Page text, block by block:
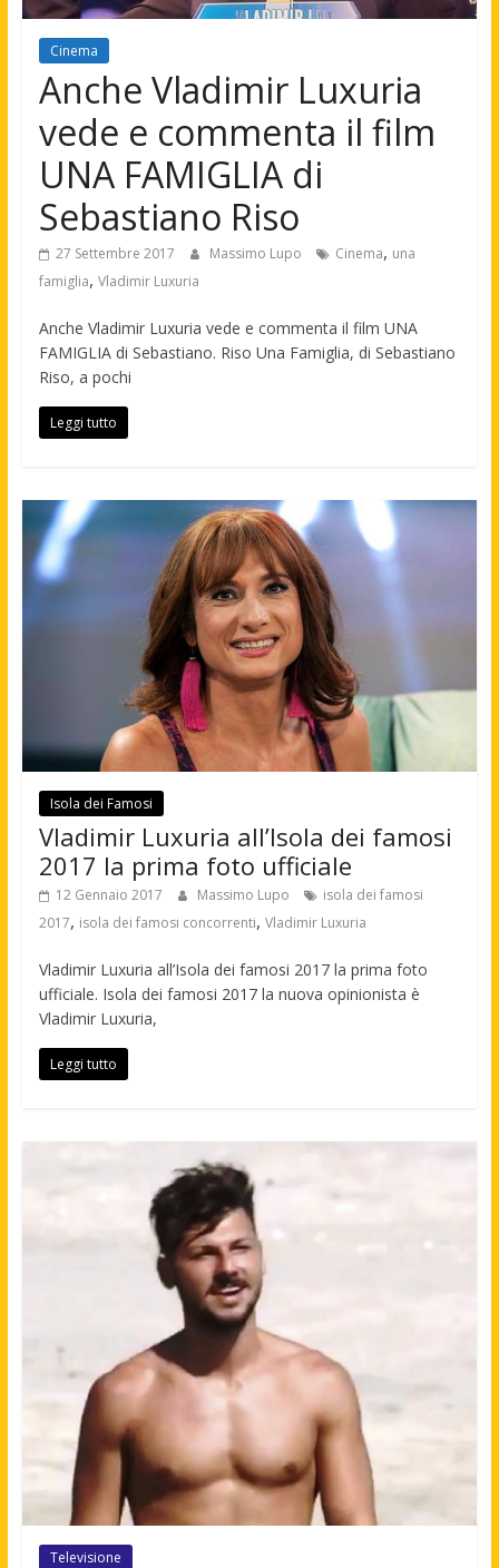
Cinema
Anche Vladimir Luxuria
vede e commenta il film
UNA FAMIGLIA di
Sebastiano Riso
27 Settembre 2017 Massimo Lupo Cinema, una
famiglia, Vladimir Luxuria
Anche Vladimir Luxuria vede e commenta il film UNA
FAMIGLIA di Sebastiano. Riso Una Famiglia, di Sebastiano
Riso, a pochi
Leggi tutto
Isola dei Famosi
Vladimir Luxuria all’Isola dei famosi
2017 la prima foto ufficiale
12 Gennaio 2017 Massimo Lupo
isola dei famosi
2017, isola dei famosi concorrenti, Vladimir Luxuria
Vladimir Luxuria all’Isola dei famosi 2017 la prima foto
ufficiale. Isola dei famosi 2017 la nuova opinionista è
Vladimir Luxuria,
Leggi tutto
Televisione